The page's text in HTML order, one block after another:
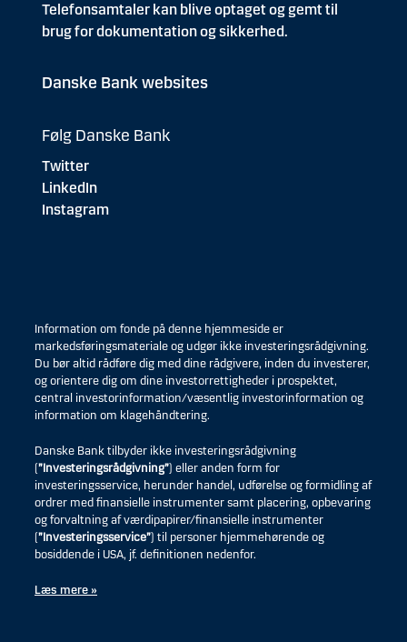
Telefonsamtaler kan blive optaget og gemt til
brug for dokumentation og sikkerhed.
Danske Bank websites
Følg Danske Bank
Twitter
LinkedIn
Instagram
Information om fonde på denne hjemmeside er
markedsføringsmateriale og udgør ikke investeringsrådgivning.
Du bør altid rådføre dig med dine rådgivere, inden du investerer,
og orientere dig om dine investorrettigheder i prospektet,
central investorinformation/væsentlig investorinformation og
information om klagehåndtering.
Danske Bank tilbyder ikke investeringsrådgivning
(”Investeringsrådgivning”) eller anden form for
investeringsservice, herunder handel, udførelse og formidling af
ordrer med finansielle instrumenter samt placering, opbevaring
og forvaltning af værdipapirer/finansielle instrumenter
(”Investeringsservice”) til personer hjemmehørende og
bosiddende i USA, jf. definitionen nedenfor.
Læs mere »